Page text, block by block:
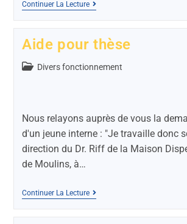
Continuer La Lecture
Aide pour thèse
Divers fonctionnement
Nous relayons auprès de vous la
d'un jeune interne : "Je travaille donc
direction du Dr. Riff de la Maison
de Moulins, à…
Continuer La Lecture